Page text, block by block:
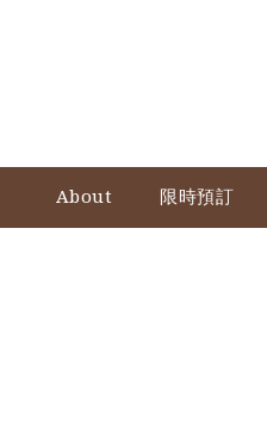
About 限時預訂